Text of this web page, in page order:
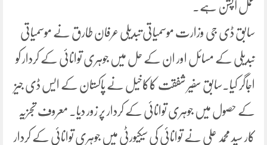
عمل آپشن ہے۔
سابق ڈی جی وزارت موسمیاتی تبدیلی عرفان طارق نے موسمیاتی
تبدیلی کے مسائل اور ان کے حل میں جوہری توانائی کے کردار کو
اجاگر کیا۔سابق سفیر شفقت کاکاخیل نے پاکستان کے ایس ڈی جیز
کے حصول میں جوہری توانائی کے کردار پر زور دیا۔ معروف تجزیہ
کار سید محمد علی نے توانائی کی سیکیورٹی میں جوہری توانائی کے کردار